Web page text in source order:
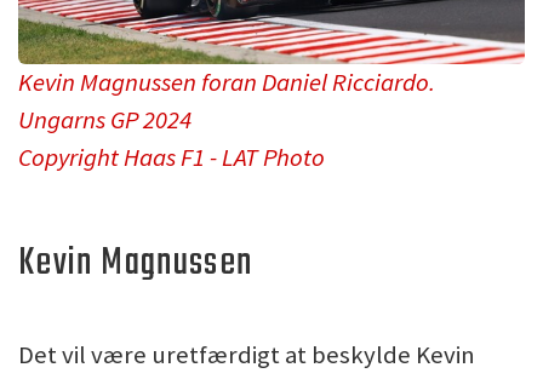
Kevin Magnussen foran Daniel Ricciardo.
Ungarns GP 2024
Copyright Haas F1 - LAT Photo
Kevin Magnussen
Det vil være uretfærdigt at beskylde Kevin